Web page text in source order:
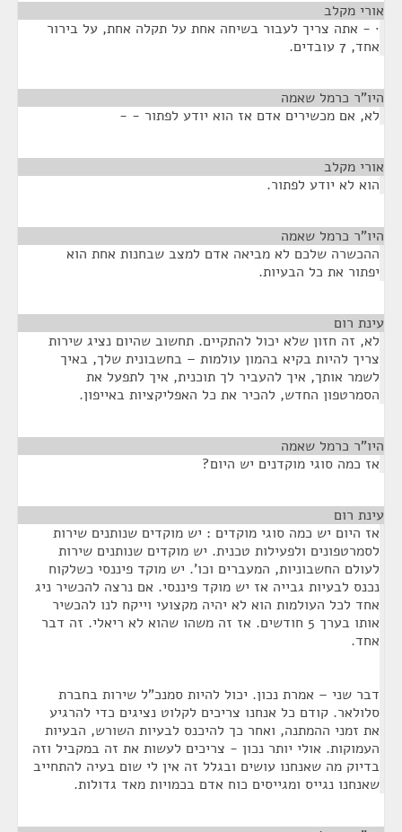
אורי מקלב
· - אתה צריך לעבור בשיחה אחת על תקלה אחת, על בירור
אחד, 7 עובדים.
היו"ר כרמל שאמה
לא, אם מכשירים אדם אז הוא יודע לפתור - -
אורי מקלב
הוא לא יודע לפתור.
היו"ר כרמל שאמה
ההכשרה שלכם לא מביאה אדם למצב שבחנות אחת הוא
יפתור את כל הבעיות.
עינת רום
לא, זה חזון שלא יכול להתקיים. תחשוב שהיום נציג שירות
צריך להיות בקיא בהמון עולמות – בחשבונית שלך, באיך
לשמר אותך, איך להעביר לך תוכנית, איך לתפעל את
הסמרטפון החדש, להכיר את כל האפליקציות באייפון.
היו"ר כרמל שאמה
אז כמה סוגי מוקדנים יש היום?
עינת רום
אז היום יש כמה סוגי מוקדים : יש מוקדים שנותנים שירות
לסמרטפונים ולפעילות טכנית. יש מוקדים שנותנים שירות
לעולם החשבוניות, המעברים וכו'. יש מוקד פיננסי כשלקוח
נכנס לבעיות גבייה אז יש מוקד פיננסי. אם נרצה להכשיר ניג
אחד לכל העולמות הוא לא יהיה מקצועי וייקח לנו להכשיר
אותו בערך 5 חודשים. אז זה משהו שהוא לא ריאלי. זה דבר
אחד.
דבר שני – אמרת נכון. יכול להיות סמנכ"ל שירות בחברת
סלולאר. קודם כל אנחנו צריכים לקלוט נציגים כדי להרגיע
את זמני ההמתנה, ואחר כך להיכנס לבעיות השורש, הבעיות
העמוקות. אולי יותר נכון - צריכים לעשות את זה במקביל וזה
בדיוק מה שאנחנו עושים ובגלל זה אין לי שום בעיה להתחייב
שאנחנו נגייס ומגייסים כוח אדם בכמויות מאד גדולות.